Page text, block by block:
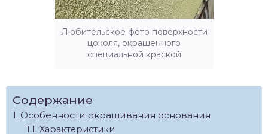
Любительское фото поверхности
цоколя, окрашенного
специальной краской
Содержание
Особенности окрашивания основания
Характеристики